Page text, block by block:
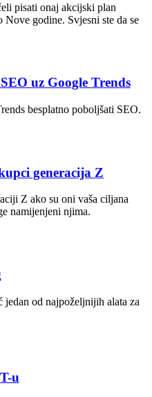
pisati onaj akcijski plan
Nove godine. Svjesni ste da se
uz Google Trends
besplatno poboljšati SEO.
generacija Z
Z ako su oni vaša ciljana
namijenjeni njima.
od najpoželjnijih alata za
u